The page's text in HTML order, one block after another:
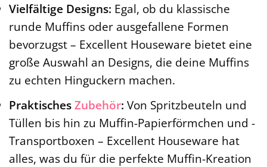
Vielfältige Designs: Egal, ob du klassische
runde Muffins oder ausgefallene Formen
bevorzugst – Excellent Houseware bietet eine
große Auswahl an Designs, die deine Muffins
zu echten Hinguckern machen.
PraktischesZubehör: Von Spritzbeuteln und
Tüllen bis hin zu Muffin-Papierförmchen und -
Transportboxen – Excellent Houseware hat
alles, was du für die perfekte Muffin-Kreation